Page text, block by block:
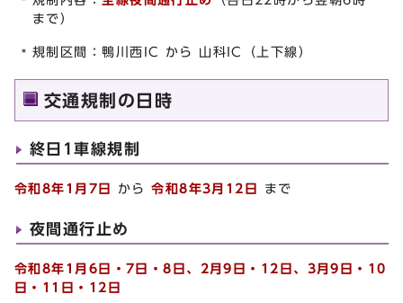
まで）
規制区間：鴨川西IC から 山科IC（上下線）
交通規制の日時
終日1車線規制
令和8年1月7日 から令和8年3月12日 まで
夜間通行止め
令和8年1月6日・7日・8日、2月9日・12日、3月9日・10
日・11日・12日